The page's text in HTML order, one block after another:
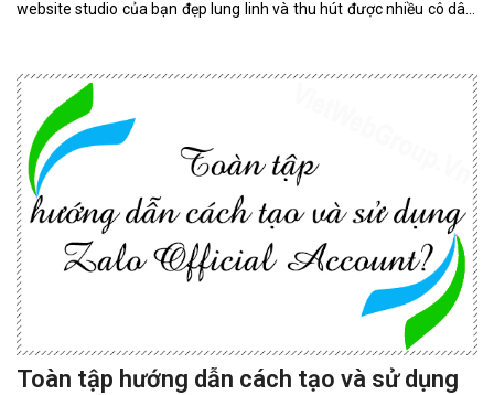
website studio của bạn đẹp lung linh và thu hút được nhiều cô dâu,
Toàn tập hướng dẫn cách tạo và sử dụng